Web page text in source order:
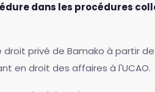
dans les procédures
privé de Bamako à partir de
en droit des affaires à l'UCAO.